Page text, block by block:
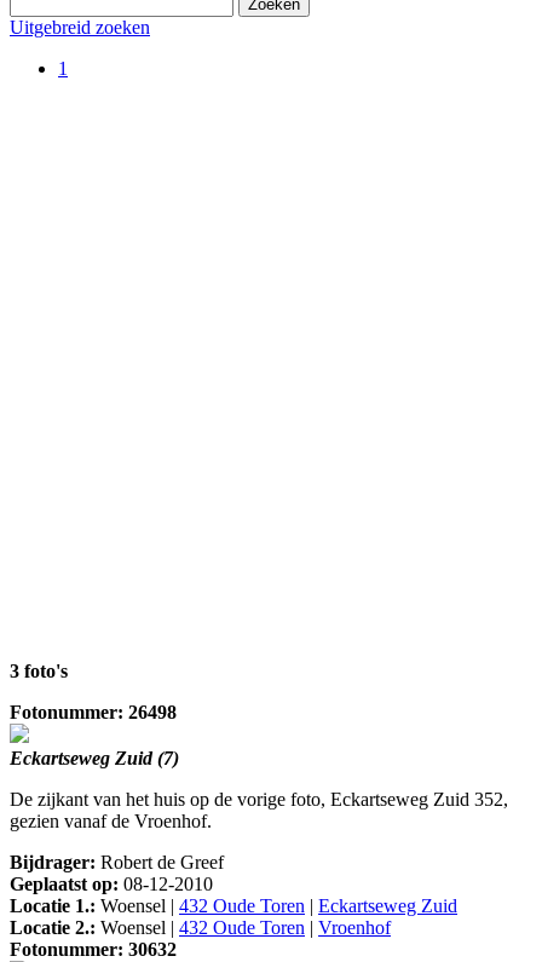
Uitgebreid zoeken
1
3 foto's
Fotonummer: 26498
Eckartseweg Zuid (7)
De zijkant van het huis op de vorige foto, Eckartseweg Zuid 352,
gezien vanaf de Vroenhof.
Bijdrager: Robert de Greef
Geplaatst op: 08-12-2010
Locatie 1.: Woensel | 432 Oude Toren | Eckartseweg Zuid
Locatie 2.: Woensel | 432 Oude Toren | Vroenhof
Fotonummer: 30632